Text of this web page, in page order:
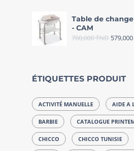
Table de
- CAM
700,000TND 579,000
ÉTIQUETTES PRODUIT
ACTIVITÉ MANUELLE AIDE A
BARBIE CATALOGUE
CHICCO CHICCO TUNISIE